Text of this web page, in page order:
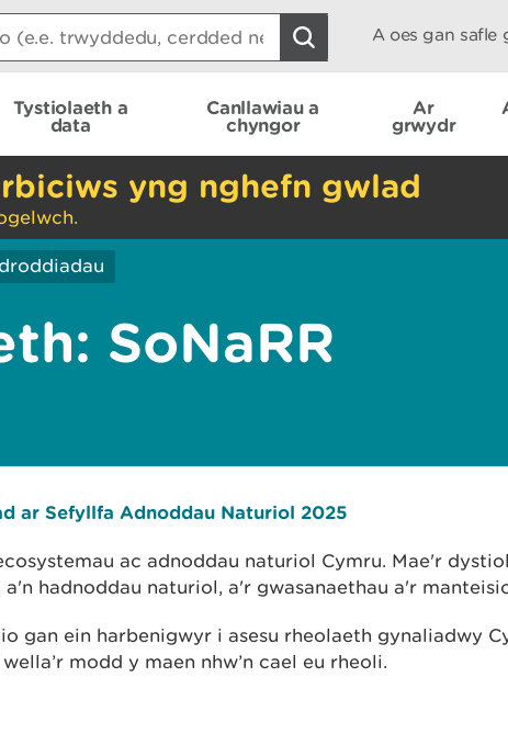
A oes gan safle
Tystiolaeth a
data
Canllawiau a
chyngor
Ar
grwydr
yng nghefn gwlad
SoNaRR
ar Sefyllfa Adnoddau Naturiol 2025
ac adnoddau naturiol Cymru. Mae'r
hadnoddau naturiol, a'r gwasanaethau a'r
gan ein harbenigwyr i asesu rheolaeth gynaliadwy
modd y maen nhw’n cael eu rheoli.